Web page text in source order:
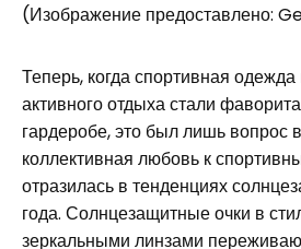
(Изображение предоставлено:
Теперь, когда спортивная
активного отдыха стали
гардеробе, это был лишь вопрос
коллективная любовь к
отразилась в тенденциях
года. Солнцезащитные очки в
зеркальными линзами